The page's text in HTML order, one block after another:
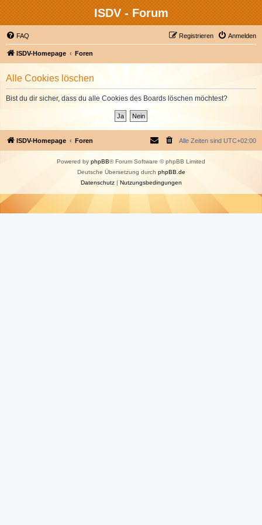
ISDV - Forum
FAQ Anmelden
Registrieren
ISDV-Homepage Foren
Alle Cookies löschen
Bist du dir sicher, dass du alle Cookies des Boards löschen möchtest?
ISDV-Homepage Foren Alle Zeiten sind UTC+02:00
Powered by phpBB® Forum Software © phpBB Limited
Deutsche Übersetzung durch phpBB.de
Datenschutz| Nutzungsbedingungen